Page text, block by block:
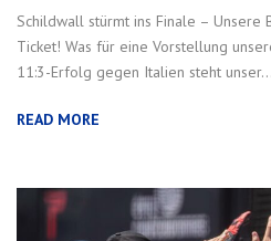
Schildwall stürmt ins Finale – Unsere
Ticket! Was für eine Vorstellung
11:3-Erfolg gegen Italien steht unser...
READ MORE